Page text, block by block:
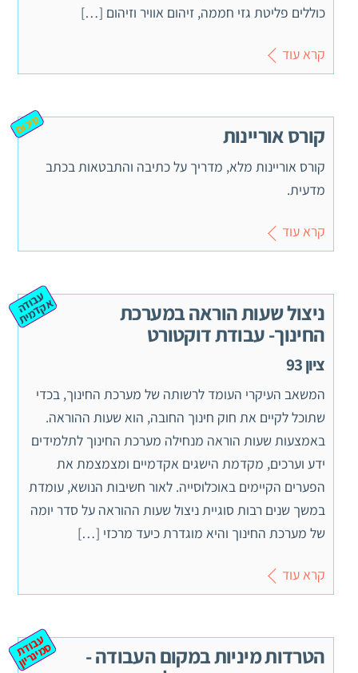
כוללים פליטת גזי חממה, זיהום אוויר וזיהום […]
קרא עוד
קורס אוריינות סיכום
קורס אוריינות מלא, מדריך על כתיבה והתבטאות בכתב
מדעית.
קרא עוד
ניצול שעות הוראה במערכת
החינוך- עבודת דוקטורט
ציון 93
ע
ב
וד
ה
א
ק
ד
מ
ית
המשאב העיקרי העומד לרשותה של מערכת החינוך, בכדי
שתוכל לקיים את חוק חינוך החובה, הוא שעות ההוראה.
באמצעות שעות הוראה מנחילה מערכת החינוך לתלמידים
ידע וערכים, מקדמת הישגים אקדמיים ומצמצמת את
הפערים הקיימים באוכלוסייה. לאור חשיבות הנושא, עומדת
במשך שנים רבות סוגיית ניצול שעות ההוראה על סדר יומה
של מערכת החינוך והיא מוגדרת כיעד מרכזי […]
קרא עוד
הטרדות מיניות במקום העבודה -
ע
ב
וד
ת
ס
מ
ינ
ר
יון